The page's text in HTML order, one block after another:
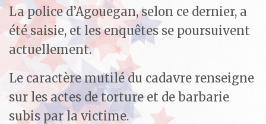
La police d’Agouegan, selon ce dernier, a
été saisie, et les enquêtes se poursuivent
actuellement.
Le caractère mutilé du cadavre renseigne
sur les actes de torture et de barbarie
subis par la victime.